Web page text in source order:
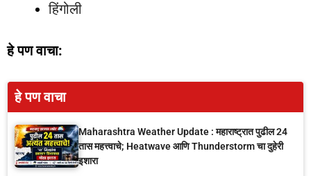
हिंगोली
हे पण वाचा:
हे पण वाचा
Maharashtra Weather Update : महाराष्ट्रात पुढील 24
तास महत्त्वाचे; Heatwave आणि Thunderstorm चा दुहेरी
इशारा